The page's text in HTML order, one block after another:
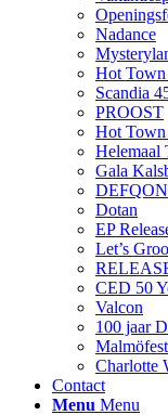
Nadance
Hot Town
Scandia
PROOST
Hot Town
Helemaal
Gala
Dotan
EP
Let’s
CED 50
Valcon
100 jaar
Charlotte
Contact
Menu Menu